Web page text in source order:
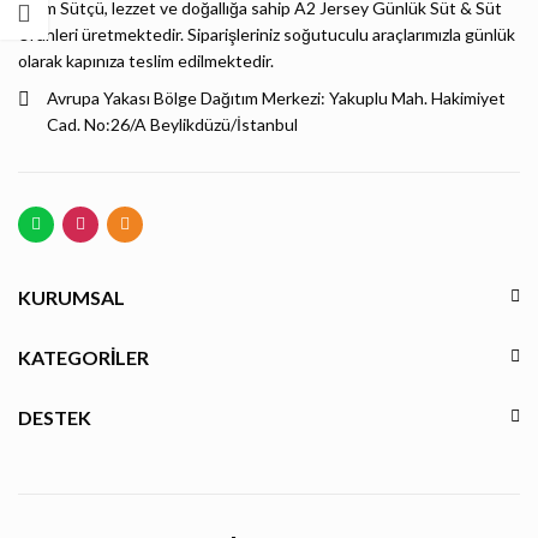
Bizim Sütçü, lezzet ve doğallığa sahip A2 Jersey Günlük Süt & Süt
Ürünleri üretmektedir. Siparişleriniz soğutuculu araçlarımızla günlük
olarak kapınıza teslim edilmektedir.
Avrupa Yakası Bölge Dağıtım Merkezi: Yakuplu Mah. Hakimiyet
Cad. No:26/A Beylikdüzü/İstanbul
KURUMSAL
KATEGORILER
DESTEK